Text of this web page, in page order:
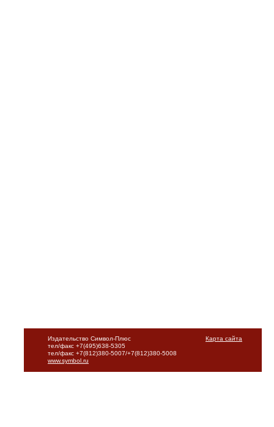
Карта сайта
Издательство Символ-Плюс
тел/факс +7(495)638-5305
тел/факс +7(812)380-5007/+7(812)380-5008
www.symbol.ru